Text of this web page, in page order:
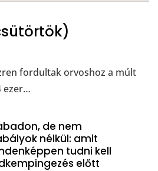
fordultak orvoshoz a múlt
ezer…
de nem
nélkül: amit
tudni kell
előtt